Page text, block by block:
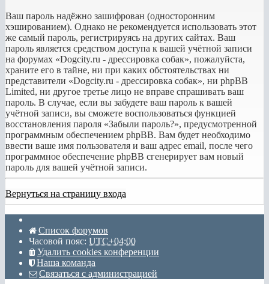
Ваш пароль надёжно зашифрован (односторонним
хэшированием). Однако не рекомендуется использовать этот
же самый пароль, регистрируясь на других сайтах. Ваш
пароль является средством доступа к вашей учётной записи
на форумах «Dogcity.ru - дрессировка собак», пожалуйста,
храните его в тайне, ни при каких обстоятельствах ни
представители «Dogcity.ru - дрессировка собак», ни phpBB
Limited, ни другое третье лицо не вправе спрашивать ваш
пароль. В случае, если вы забудете ваш пароль к вашей
учётной записи, вы сможете воспользоваться функцией
восстановления пароля «Забыли пароль?», предусмотренной
программным обеспечением phpBB. Вам будет необходимо
ввести ваше имя пользователя и ваш адрес email, после чего
программное обеспечение phpBB сгенерирует вам новый
пароль для вашей учётной записи.
Вернуться на страницу входа
Список форумов
Часовой пояс: UTC+04:00
Удалить cookies конференции
Наша команда
Связаться с администрацией